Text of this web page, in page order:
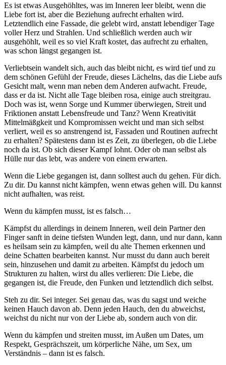
Es ist etwas Ausgehöhltes, was im Inneren leer bleibt, wenn die
Liebe fort ist, aber die Beziehung aufrecht erhalten wird.
Letztendlich eine Fassade, die gelebt wird, anstatt lebendiger Tage
voller Herz und Strahlen. Und schließlich werden auch wir
ausgehöhlt, weil es so viel Kraft kostet, das aufrecht zu erhalten,
was schon längst gegangen ist.
Verliebtsein wandelt sich, auch das bleibt nicht, es wird tief und zu
dem schönen Gefühl der Freude, dieses Lächelns, das die Liebe aufs
Gesicht malt, wenn man neben dem Anderen aufwacht. Freude,
dass er da ist. Nicht alle Tage bleiben rosa, einige auch streitgrau.
Doch was ist, wenn Sorge und Kummer überwiegen, Streit und
Friktionen anstatt Lebensfreude und Tanz? Wenn Kreativität
Mittelmäßgkeit und Kompromissen weicht und man sich selbst
verliert, weil es so anstrengend ist, Fassaden und Routinen aufrecht
zu erhalten? Spätestens dann ist es Zeit, zu überlegen, ob die Liebe
noch da ist. Ob sich dieser Kampf lohnt. Oder ob man selbst als
Hülle nur das lebt, was andere von einem erwarten.
Wenn die Liebe gegangen ist, dann solltest auch du gehen. Für dich.
Zu dir. Du kannst nicht kämpfen, wenn etwas gehen will. Du kannst
nicht aufhalten, was reist.
Wenn du kämpfen musst, ist es falsch…
Kämpfst du allerdings in deinem Inneren, weil dein Partner den
Finger sanft in deine tiefsten Wunden legt, dann, und nur dann, kann
es heilsam sein zu kämpfen, weil du alte Themen erkennen und
deine Schatten bearbeiten kannst. Nur musst du dann auch bereit
sein, hinzusehen und damit zu arbeiten. Kämpfst du jedoch um
Strukturen zu halten, wirst du alles verlieren: Die Liebe, die
gegangen ist, die Freude, den Funken und letztendlich dich selbst.
Steh zu dir. Sei integer. Sei genau das, was du sagst und weiche
keinen Hauch davon ab. Denn jeden Hauch, den du abweichst,
weichst du nicht nur von der Liebe ab, sondern auch von dir.
Wenn du kämpfen und streiten musst, im Außen um Dates, um
Respekt, Gesprächszeit, um körperliche Nähe, um Sex, um
Verständnis – dann ist es falsch.